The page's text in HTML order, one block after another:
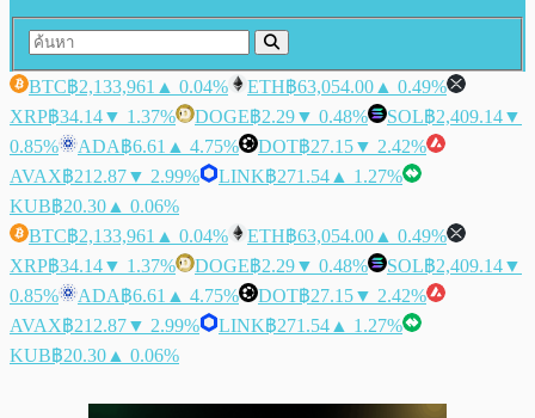
BTC฿2,133,961 ▲ 0.04% ETH฿63,054.00 ▲ 0.49%
XRP฿34.14▼ 1.37% DOGE฿2.29▼ 0.48% SOL฿2,409.14▼
0.85%
ADA฿6.61 ▲ 4.75% DOT฿27.15▼ 2.42%
AVAX฿212.87▼ 2.99% LINK฿271.54 ▲ 1.27%
KUB฿20.30 ▲ 0.06%
BTC฿2,133,961 ▲ 0.04% ETH฿63,054.00 ▲ 0.49%
XRP฿34.14▼ 1.37% DOGE฿2.29▼ 0.48% SOL฿2,409.14▼
0.85%
ADA฿6.61 ▲ 4.75% DOT฿27.15▼ 2.42%
AVAX฿212.87▼ 2.99% LINK฿271.54 ▲ 1.27%
KUB฿20.30 ▲ 0.06%